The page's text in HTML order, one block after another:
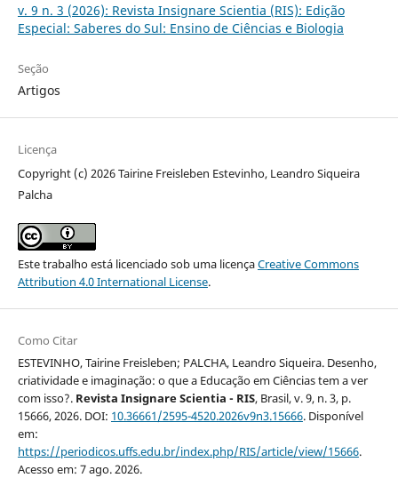
v. 9 n. 3 (2026): Revista Insignare Scientia (RIS): Edição
Especial: Saberes do Sul: Ensino de Ciências e Biologia
Seção
Artigos
Licença
Copyright (c) 2026 Tairine Freisleben Estevinho, Leandro Siqueira
Palcha
Este trabalho está licenciado sob uma licençaCreative Commons
Attribution 4.0 International License.
Como Citar
ESTEVINHO, Tairine Freisleben; PALCHA, Leandro Siqueira. Desenho,
criatividade e imaginação: o que a Educação em Ciências tem a ver
com isso?. Revista Insignare Scientia - RIS, Brasil, v. 9, n. 3, p.
15666, 2026. DOI: 10.36661/2595-4520.2026v9n3.15666. Disponível
em:
https://periodicos.uffs.edu.br/index.php/RIS/article/view/15666.
Acesso em: 7 ago. 2026.